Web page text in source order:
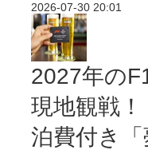
2026-07-30 20:01
2027年の
現地観戦
泊費付き